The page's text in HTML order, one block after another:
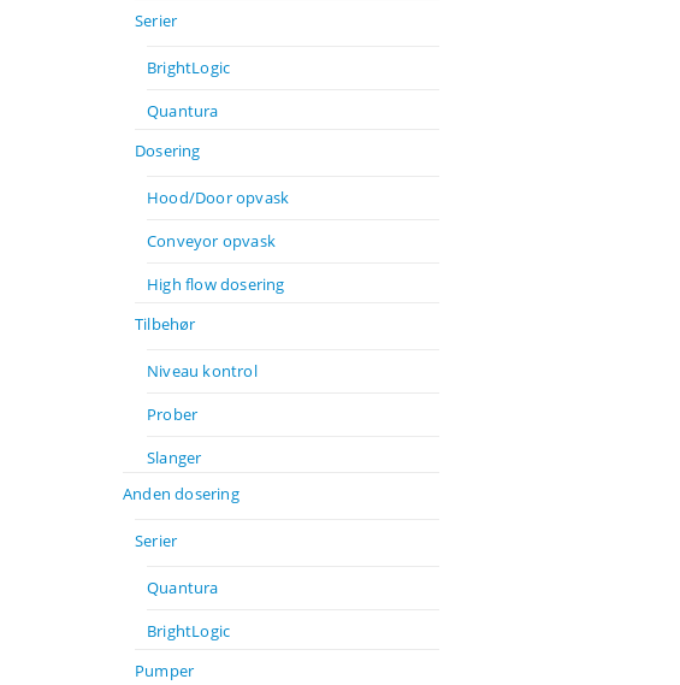
Serier
BrightLogic
Quantura
Dosering
Hood/Door opvask
Conveyor opvask
High flow dosering
Tilbehør
Niveau kontrol
Prober
Slanger
Anden dosering
Serier
Quantura
BrightLogic
Pumper